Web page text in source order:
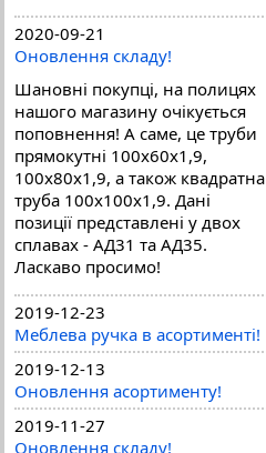
2020-09-21
Оновлення складу!
Шановні покупці, на полицях
нашого магазину очікується
поповнення! А саме, це труби
прямокутні 100х60х1,9,
100х80х1,9, а також квадратна
труба 100х100х1,9. Дані
позиції представлені у двох
сплавах - АД31 та АД35.
Ласкаво просимо!
2019-12-23
Меблева ручка в асортименті!
2019-12-13
Оновлення асортименту!
2019-11-27
Оновлення складу!